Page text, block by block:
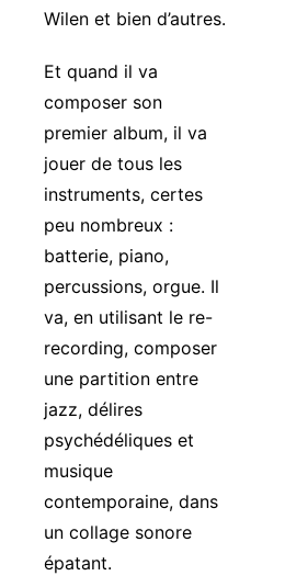
Wilen et bien d’autres.
Et quand il va
composer son
premier album, il va
jouer de tous les
instruments, certes
peu nombreux :
batterie, piano,
percussions, orgue. Il
va, en utilisant le re-
recording, composer
une partition entre
jazz, délires
psychédéliques et
musique
contemporaine, dans
un collage sonore
épatant.